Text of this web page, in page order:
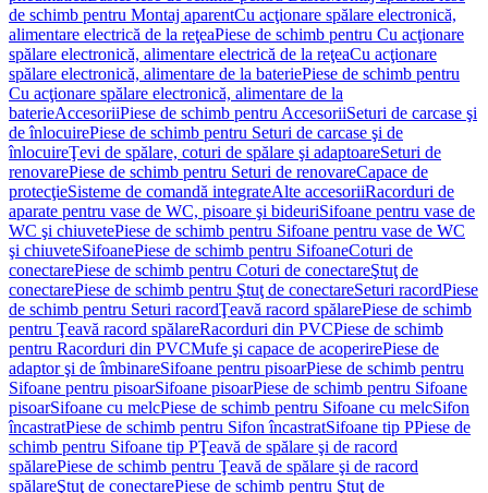
de schimb pentru Montaj aparentCu acţionare spălare electronică,
alimentare electrică de la reţeaPiese de schimb pentru Cu acţionare
spălare electronică, alimentare electrică de la reţeaCu acţionare
spălare electronică, alimentare de la bateriePiese de schimb pentru
Cu acţionare spălare electronică, alimentare de la
baterieAccesoriiPiese de schimb pentru AccesoriiSeturi de carcase şi
de înlocuirePiese de schimb pentru Seturi de carcase şi de
înlocuireŢevi de spălare, coturi de spălare şi adaptoareSeturi de
renovarePiese de schimb pentru Seturi de renovareCapace de
protecţieSisteme de comandă integrateAlte accesoriiRacorduri de
aparate pentru vase de WC, pisoare şi bideuriSifoane pentru vase de
WC şi chiuvetePiese de schimb pentru Sifoane pentru vase de WC
şi chiuveteSifoanePiese de schimb pentru SifoaneCoturi de
conectarePiese de schimb pentru Coturi de conectareŞtuţ de
conectarePiese de schimb pentru Ştuţ de conectareSeturi racordPiese
de schimb pentru Seturi racordŢeavă racord spălarePiese de schimb
pentru Ţeavă racord spălareRacorduri din PVCPiese de schimb
pentru Racorduri din PVCMufe şi capace de acoperirePiese de
adaptor şi de îmbinareSifoane pentru pisoarPiese de schimb pentru
Sifoane pentru pisoarSifoane pisoarPiese de schimb pentru Sifoane
pisoarSifoane cu melcPiese de schimb pentru Sifoane cu melcSifon
încastratPiese de schimb pentru Sifon încastratSifoane tip PPiese de
schimb pentru Sifoane tip PŢeavă de spălare şi de racord
spălarePiese de schimb pentru Ţeavă de spălare şi de racord
spălareŞtuţ de conectarePiese de schimb pentru Ştuţ de